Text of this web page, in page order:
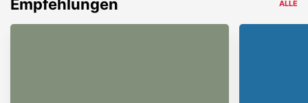
Empfehlungen ALLE